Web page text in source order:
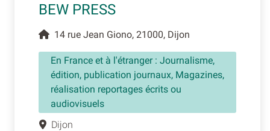
BEW PRESS
14 rue Jean Giono, 21000, Dijon
En France et à l'étranger : Journalisme,
édition, publication journaux, Magazines,
réalisation reportages écrits ou
audiovisuels
Dijon